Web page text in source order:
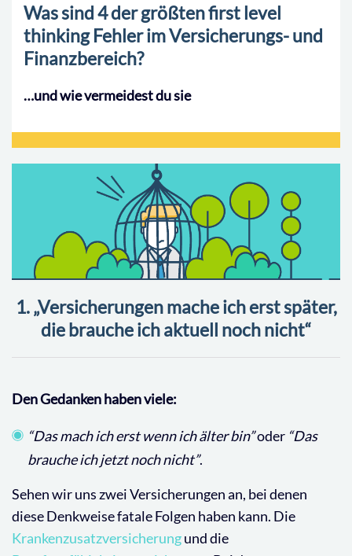
Was sind 4 der größten first level
thinking Fehler im Versicherungs- und
Finanzbereich?
…und wie vermeidest du sie
1. „Versicherungen mache ich erst später,
die brauche ich aktuell noch nicht“
Den Gedanken haben viele:
“Das mach ich erst wenn ich älter bin”oder “Das
brauche ich jetzt noch nicht”.
Sehen wir uns zwei Versicherungen an, bei denen
diese Denkweise fatale Folgen haben kann. Die
Krankenzusatzversicherungund die